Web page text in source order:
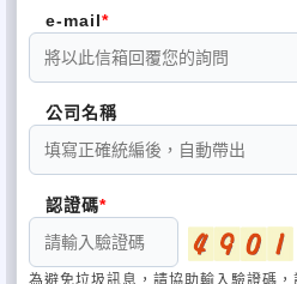
4-1號蓮花＋蓮花燈底座
本公司工廠備有，布料工藝品設計織
e-mail
公司名稱
認證碼
為避免垃圾訊息，請協助輸入驗證碼